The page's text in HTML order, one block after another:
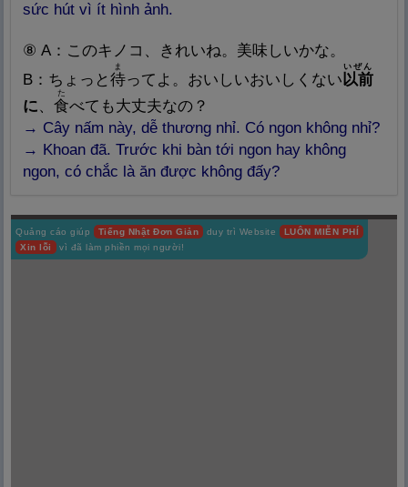
sức hút vì ít hình ảnh.
⑧ A：このキノコ、きれいね。 美味 しいかな。
B：ちょっと 待
ま
ってよ。おいしいおいしくない 以前
いぜん
に、 食
た
べても大丈
Nghĩa: Đơn vị đo (bằng 10
夫なの？
→ Cây nấm này, dễ thương nhỉ. Có ngon không nhỉ?
→ Khoan đã. Trước khi bàn tới ngon hay không
ngon, có chắc là ăn được không đấy?
Quảng cáo giúp Tiếng Nhật Đơn Giản duy trì Website
LUÔN MIỄN PHÍ
Xin lỗi
vì đã làm phiền mọi người!